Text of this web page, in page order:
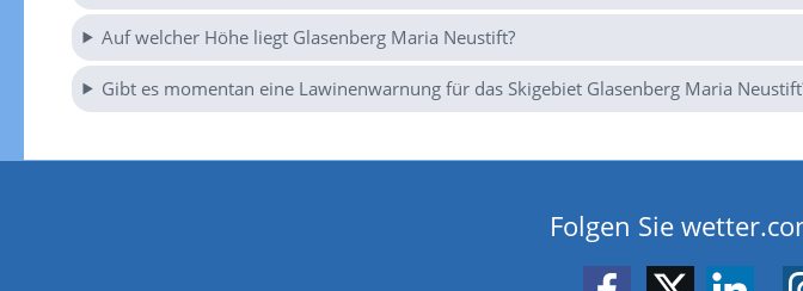
Auf welcher Höhe liegt Glasenberg Maria Neustift?
Gibt es momentan eine Lawinenwarnung für das Skigebiet Glasenberg Maria
Folgen Sie